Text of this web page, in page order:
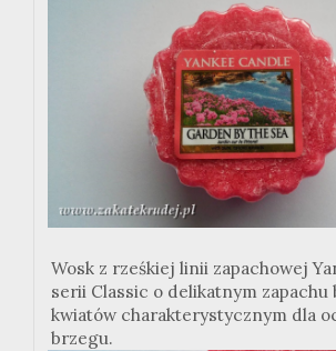
Wosk z rześkiej linii zapachowej
serii Classic o delikatnym zapachu
kwiatów charakterystycznym dla
brzegu.